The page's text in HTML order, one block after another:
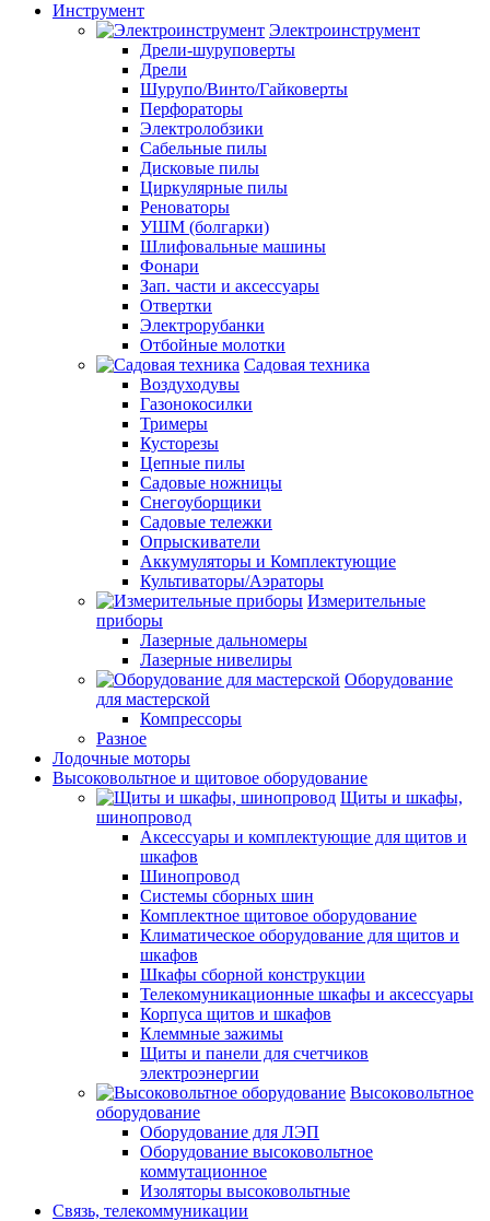
Инструмент
Электроинструмент
Дрели-шуруповерты
Дрели
Шурупо/Винто/Гайковерты
Перфораторы
Электролобзики
Сабельные пилы
Дисковые пилы
Циркулярные пилы
Реноваторы
УШМ (болгарки)
Шлифовальные машины
Фонари
Зап. части и аксессуары
Отвертки
Электрорубанки
Отбойные молотки
Садовая техника
Воздуходувы
Газонокосилки
Тримеры
Кусторезы
Цепные пилы
Садовые ножницы
Снегоуборщики
Садовые тележки
Опрыскиватели
Аккумуляторы и Комплектующие
Культиваторы/Аэраторы
Измерительные
приборы
Лазерные дальномеры
Лазерные нивелиры
Оборудование
для мастерской
Компрессоры
Разное
Лодочные моторы
Высоковольтное и щитовое оборудование
Щиты и шкафы,
шинопровод
Аксессуары и комплектующие для щитов и
шкафов
Шинопровод
Системы сборных шин
Комплектное щитовое оборудование
Климатическое оборудование для щитов и
шкафов
Шкафы сборной конструкции
Телекомуникационные шкафы и аксессуары
Корпуса щитов и шкафов
Клеммные зажимы
Щиты и панели для счетчиков
электроэнергии
Высоковольтное
оборудование
Оборудование для ЛЭП
Оборудование высоковольтное
коммутационное
Изоляторы высоковольтные
Связь, телекоммуникации